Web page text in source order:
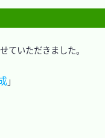
ていただきました。